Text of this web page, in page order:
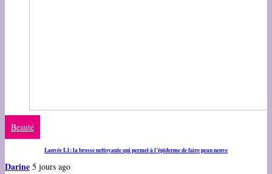
Beauté
Lauvée L1: la brosse nettoyante qui permet à l’épiderme de faire peau neuve
Darine 5 jours ago